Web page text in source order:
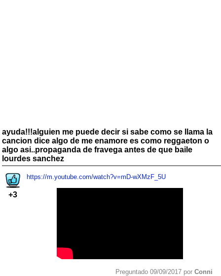
ayuda!!!alguien me puede decir si sabe como se llama la
cancion dice algo de me enamore es como reggaeton o
algo asi..propaganda de fravega antes de que baile
lourdes sanchez
+3
https://m.youtube.com/watch?v=mD-wXMzF_5U
Preguntado 09/09/2017 por Conni